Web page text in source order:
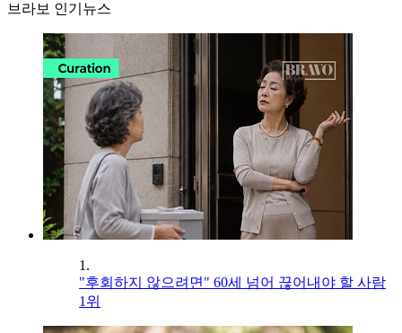
브라보 인기뉴스
1.
"후회하지 않으려면" 60세 넘어 끊어내야 할 사람
1위